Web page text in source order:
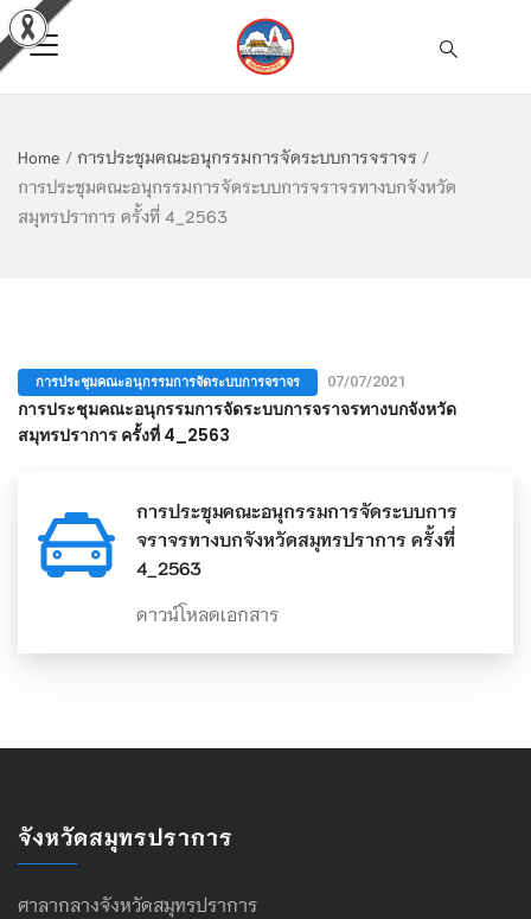
Home / การประชุมคณะอนุกรรมการจัดระบบการจราจร /
การประชุมคณะอนุกรรมการจัดระบบการจราจรทางบกจังหวัด
สมุทรปราการ ครั้งที่ 4_2563
การประชุมคณะอนุกรรมการจัดระบบการจราจร 07/07/2021
การประชุมคณะอนุกรรมการจัดระบบการจราจรทางบกจังหวัด
สมุทรปราการ ครั้งที่ 4_2563
การประชุมคณะอนุกรรมการจัดระบบการ
จราจรทางบกจังหวัดสมุทรปราการ ครั้งที่
4_2563
ดาวน์โหลดเอกสาร
จังหวัดสมุทรปราการ
ศาลากลางจังหวัดสมุทรปราการ